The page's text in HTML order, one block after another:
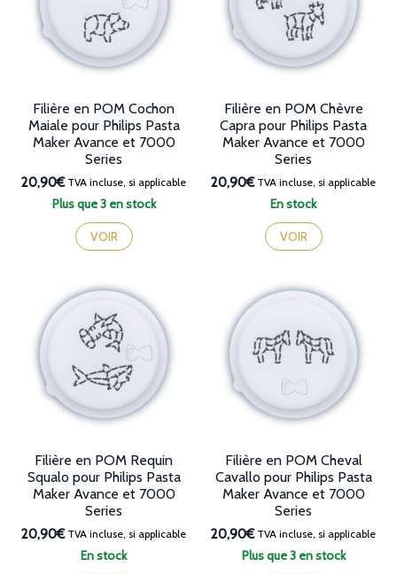
Plus que 3 en stock
Filière en POM Cochon
Maiale pour Philips Pasta
Maker Avance et 7000
Series
20,90€TVA incluse, si applicable
VOIR
En stock
Filière en POM Chèvre
Capra pour Philips Pasta
Maker Avance et 7000
Series
20,90€TVA incluse, si applicable
VOIR
En stock
Filière en POM Requin
Squalo pour Philips Pasta
Maker Avance et 7000
Series
20,90€TVA incluse, si applicable
Plus que 3 en stock
Filière en POM Cheval
Cavallo pour Philips Pasta
Maker Avance et 7000
Series
20,90€TVA incluse, si applicable